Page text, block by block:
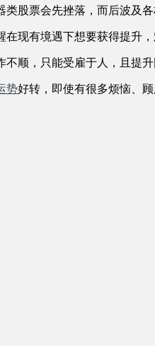
股票会先挫落，而后波及各
现有境遇下想要获得提升，
顺，只能受雇于人，且提升
势好转，即使有很多烦恼、